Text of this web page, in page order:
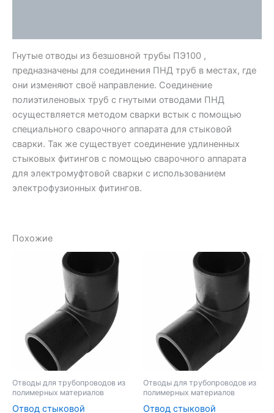
Гнутые отводы из безшовной трубы ПЭ100 ,
предназначены для соединения ПНД труб в местах, где
они изменяют своё направление. Соединение
полиэтиленовых труб с гнутыми отводами ПНД
осуществляется методом сварки встык с помощью
специального сварочного аппарата для стыковой
сварки. Так же существует соединение удлиненных
стыковых фитингов с помощью сварочного аппарата
для электромуфтовой сварки с использованием
электрофузионных фитингов.
Похожие
Отводы для трубопроводов из
полимерных материалов
Отвод стыковой
Отводы для трубопроводов из
полимерных материалов
Отвод стыковой